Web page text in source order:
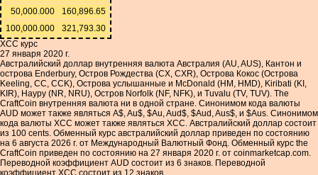
50,000.000
160,896.65
100,000.000
321,793.30
XCC курс
27 января 2020 г.
Австралийский доллар внутренняя валюта Австралия (AU, AUS), Кантон и
острова Enderbury, Остров Рождества (CX, CXR), Острова Кокос (Острова
Keeling, CC, CCK), Острова услышанные и McDonald (HM, HMD), Kiribati (KI,
KIR), Науру (NR, NRU), Остров Norfolk (NF, NFK), и Tuvalu (TV, TUV). The
CraftCoin внутренняя валюта ни в одной стране. Синонимом кода валюты
AUD может также являться A$, Au$, $Au, Aud$, $Aud, Aus$, и $Aus. Синонимом
кода валюты XCC может также являться XCC. Австралийский доллар состоит
из 100 cents. Обменный курс австралийский доллар приведен по состоянию
на 6 августа 2026 г. от Международный Валютный Фонд. Обменный курс the
CraftCoin приведен по состоянию на 27 января 2020 г. от coinmarketcap.com.
Переводной коэффициент AUD состоит из 6 знаков. Переводной
коэффициент XCC состоит из 12 знаков.